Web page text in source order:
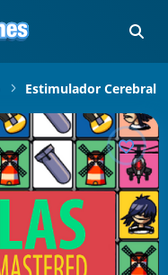
Estimulador Cerebral